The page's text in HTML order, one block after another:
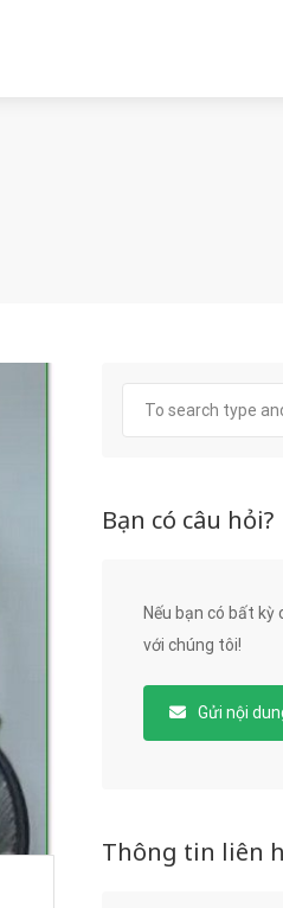
Bạn có câu hỏi?
Nếu bạn có bất kỳ
với chúng tôi!
Gửi nội
Thông tin liên